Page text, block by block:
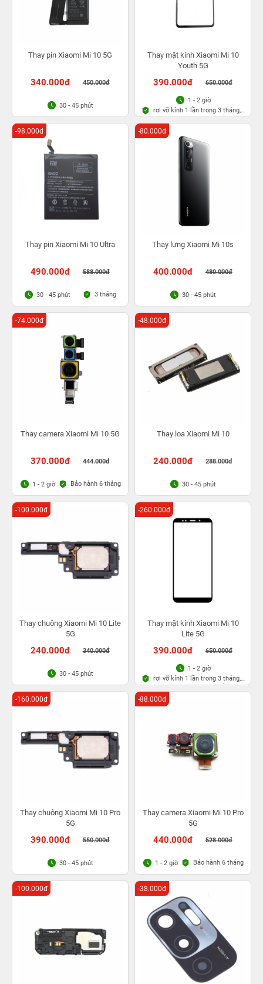
Thay pin Xiaomi Mi 10 5G
340.000đ 450.000đ
30 - 45 phút
Thay mặt kính Xiaomi Mi 10
Youth 5G
390.000đ 650.000đ
1 - 2 giờ
rơi vỡ kính 1 lần trong 3 tháng,
Bảo hành bụi bọt vĩnh viễn
Thay pin Xiaomi Mi 10 Ultra
490.000đ 588.000đ
-98.000đ
30 - 45 phút 3 tháng
Thay lưng Xiaomi Mi 10s
400.000đ 480.000đ
-80.000đ
30 - 45 phút
Thay camera Xiaomi Mi 10 5G
370.000đ 444.000đ
-74.000đ
1 - 2 giờ Bảo hành 6 tháng
Thay loa Xiaomi Mi 10
240.000đ 288.000đ
-48.000đ
30 - 45 phút
Thay chuông Xiaomi Mi 10 Lite
5G
240.000đ 340.000đ
-100.000đ
30 - 45 phút
Thay mặt kính Xiaomi Mi 10
Lite 5G
390.000đ 650.000đ
-260.000đ
1 - 2 giờ
rơi vỡ kính 1 lần trong 3 tháng,
Bảo hành bụi bọt vĩnh viễn
Thay chuông Xiaomi Mi 10 Pro
5G
390.000đ 550.000đ
-160.000đ
30 - 45 phút
Thay camera Xiaomi Mi 10 Pro
5G
440.000đ 528.000đ
-88.000đ
1 - 2 giờ Bảo hành 6 tháng
-100.000đ -38.000đ